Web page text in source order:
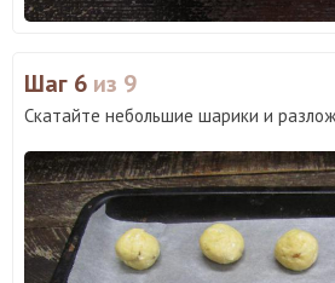
Шаг 6 из 9
Скатайте небольшие шарики и